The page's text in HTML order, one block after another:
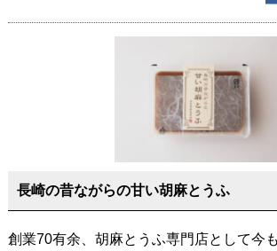
長崎の昔ながらの甘い胡麻とうふ
創業70有余、胡麻とうふ専門店として今